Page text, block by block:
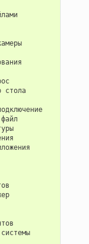
стола
файл
системы